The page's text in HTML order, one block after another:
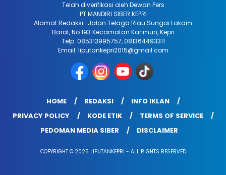
Telah diverifikasi oleh Dewan Pers
PT MANDIRI SIBER KEPRI
Alamat Redaksi : Jalan Telaga Riau Sungai Lakam
Barat, No 193 Kecamatan Karimun, Kepri
Telp: 085313995757, 081364493311
Email: liputankepri2015@gmail.com
HOME REDAKSI
INFO IKLAN
PRIVACY POLICY
KODE ETIK
TERMS OF SERVICE
PEDOMAN MEDIA SIBER
DISCLAIMER
COPYRIGHT © 2025 LIPUTANKEPRI - ALL RIGHTS RESERVED